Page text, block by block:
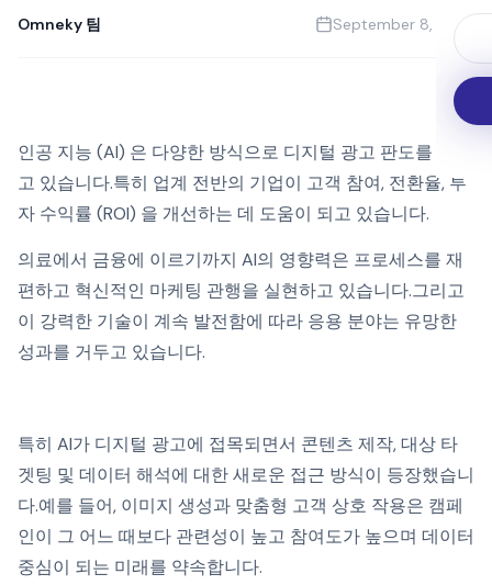
Omneky 팀 September 8, 2023
인공 지능 (AI) 은 다양한 방식으로 디지털 광고 판도를 바꾸
고 있습니다.특히 업계 전반의 기업이 고객 참여, 전환율, 투
자 수익률 (ROI) 을 개선하는 데 도움이 되고 있습니다.
의료에서 금융에 이르기까지 AI의 영향력은 프로세스를 재
편하고 혁신적인 마케팅 관행을 실현하고 있습니다.그리고
이 강력한 기술이 계속 발전함에 따라 응용 분야는 유망한
성과를 거두고 있습니다.
특히 AI가 디지털 광고에 접목되면서 콘텐츠 제작, 대상 타
겟팅 및 데이터 해석에 대한 새로운 접근 방식이 등장했습니
다.예를 들어, 이미지 생성과 맞춤형 고객 상호 작용은 캠페
인이 그 어느 때보다 관련성이 높고 참여도가 높으며 데이터
중심이 되는 미래를 약속합니다.